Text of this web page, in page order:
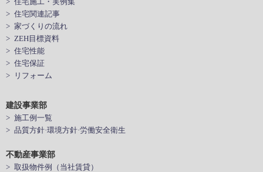
> 住宅関連記事
> 家づくりの流れ
> ZEH目標資料
> 住宅性能
> 住宅保証
> リフォーム
建設事業部
> 施工例一覧
> 品質方針·環境方針·労働安全衛生
不動産事業部
> 取扱物件例（当社賃貸）